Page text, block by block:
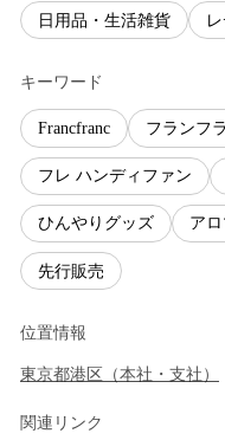
日用品・生活雑貨
キーワード
Francfranc フランフ
フレ ハンディファン
ひんやりグッズ アロ
先行販売
位置情報
東京都港区 （本社・支社 ）
関連リンク